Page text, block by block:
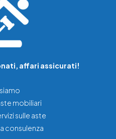
affari assicurati!
mobiliari
sulle aste
consulenza